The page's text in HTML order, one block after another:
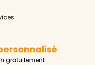
gratuitement